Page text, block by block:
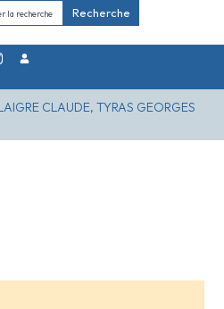
Recherche
CLAUDE, TYRAS GEORGES